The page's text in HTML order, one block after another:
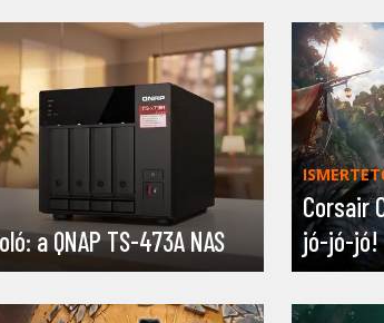
a QNAP TS-473A NAS
Corsair
jó-jó-jó!